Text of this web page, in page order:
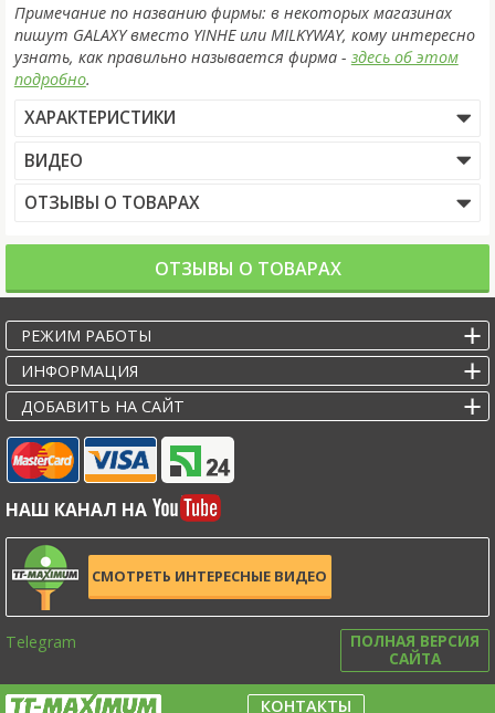
Примечание по названию фирмы: в некоторых магазинах
пишут GALAXY вместо YINHE или MILKYWAY, кому интересно
узнать, как правильно называется фирма - здесь об этом
подробно.
ХАРАКТЕРИСТИКИ
ВИДЕО
ОТЗЫВЫ О ТОВАРАХ
ОТЗЫВЫ О ТОВАРАХ
РЕЖИМ РАБОТЫ
ИНФОРМАЦИЯ
ДОБАВИТЬ НА САЙТ
НАШ КАНАЛ НА
СМОТРЕТЬ ИНТЕРЕСНЫЕ ВИДЕО
Telegram
ПОЛНАЯ ВЕРСИЯ
САЙТА
КОНТАКТЫ